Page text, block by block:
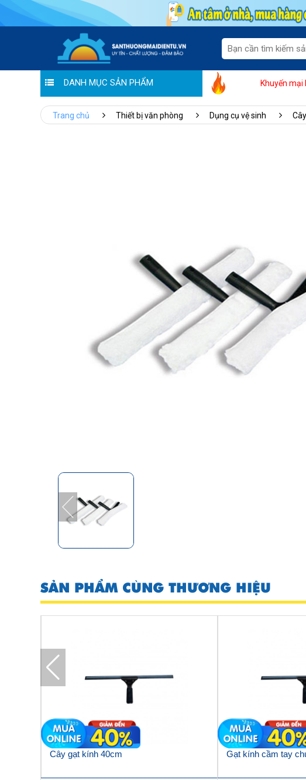
DANH MỤC SẢN PHẨM Khuyến mại
"Sale thương hiệu - Ưu đãi tiền triệu" tại Sàn
Trang chủ Thiết bị văn phòng Dụng cụ vệ sinh
SẢN PHẨM CÙNG THƯƠNG HIỆU
Cây gạt kính 40cm Gạt kính cầm tay